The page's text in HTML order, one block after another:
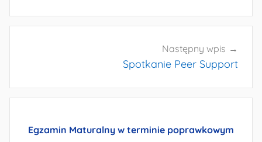
Następny wpis
Spotkanie Peer Support
Egzamin Maturalny w terminie poprawkowym